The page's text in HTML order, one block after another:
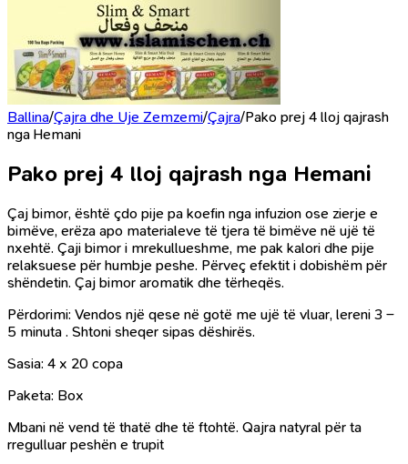
Ballina/Çajra dhe Uje Zemzemi/Çajra/Pako prej 4 lloj qajrash
nga Hemani
Pako prej 4 lloj qajrash nga Hemani
Çaj bimor, është çdo pije pa koefin nga infuzion ose zierje e
bimëve, erëza apo materialeve të tjera të bimëve në ujë të
nxehtë. Çaji bimor i mrekullueshme, me pak kalori dhe pije
relaksuese për humbje peshe. Përveç efektit i dobishëm për
shëndetin. Çaj bimor aromatik dhe tërheqës.
Përdorimi: Vendos një qese në gotë me ujë të vluar, lereni 3 –
5 minuta . Shtoni sheqer sipas dëshirës.
Sasia: 4 x 20 copa
Paketa: Box
Mbani në vend të thatë dhe të ftohtë. Qajra natyral për ta
rregulluar peshën e trupit